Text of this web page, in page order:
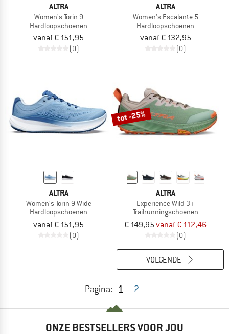
ALTRA
Women's Torin 9
Hardloopschoenen
vanaf € 151,95
(0)
ALTRA
Women's Escalante 5
Hardloopschoenen
vanaf € 132,95
(0)
ALTRA
Women's Torin 9 Wide
Hardloopschoenen
vanaf € 151,95
(0)
tot -25%
ALTRA
Experience Wild 3+
Trailrunningschoenen
€ 149,95vanaf € 112,46
(0)
Pagina: 1 2
VOLGENDE
ONZE BESTSELLERS VOOR JOU